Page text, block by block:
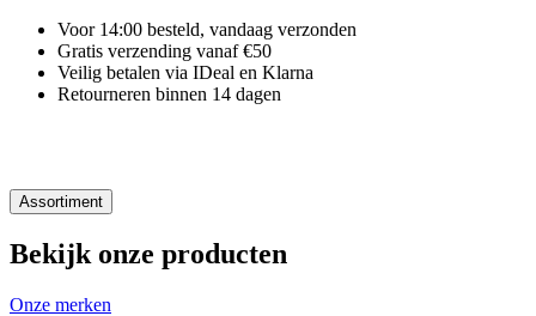
Voor 14:00 besteld, vandaag verzonden
Gratis verzending vanaf €50
Veilig betalen via IDeal en Klarna
Retourneren binnen 14 dagen
Assortiment
Bekijk onze producten
Onze merken